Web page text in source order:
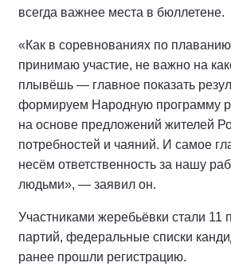
всегда важнее места в бюллетене.
«Как в соревнованиях по
принимаю участие, не важно на
плывёшь — главное показать
формируем Народную программу
на основе предложений жителей
потребностей и чаяний. И самое
несём ответственность за нашу
людьми», — заявил он.
Участниками жеребьёвки стали 11
партий, федеральные списки
ранее прошли регистрацию.